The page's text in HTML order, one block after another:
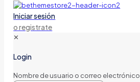
Iniciar sesión
o registrate
✕
Login
Nombre de usuario o correo electrónico